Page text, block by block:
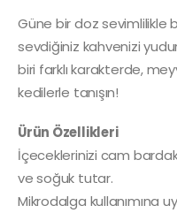
Güne bir doz sevimlilikle
sevdiğiniz kahvenizi
biri farklı karakterde,
kedilerle tanışın!
Ürün Özellikleri
İçeceklerinizi cam
ve soğuk tutar.
Mikrodalga kullanımına